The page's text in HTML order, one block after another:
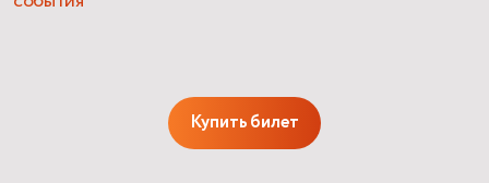
Купить билет